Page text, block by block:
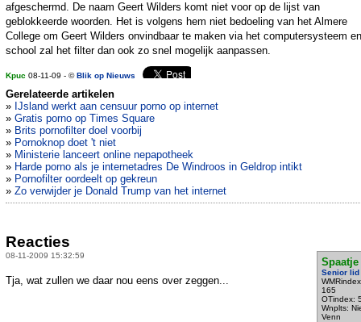
afgeschermd. De naam Geert Wilders komt niet voor op de lijst van
geblokkeerde woorden. Het is volgens hem niet bedoeling van het Almere
College om Geert Wilders onvindbaar te maken via het computersysteem
school zal het filter dan ook zo snel mogelijk aanpassen.
Kpuc 08-11-09 - ©Blik op Nieuws
Gerelateerde artikelen
» IJsland werkt aan censuur porno op internet
» Gratis porno op Times Square
» Brits pornofilter doel voorbij
» Pornoknop doet 't niet
» Ministerie lanceert online nepapotheek
» Harde porno als je internetadres De Windroos in Geldrop intikt
» Pornofilter oordeelt op gekreun
» Zo verwijder je Donald Trump van het internet
Reacties
08-11-2009 15:32:59
Spaatje
Senior lid
165
OTindex:
Wnplts:
Venn
Tja, wat zullen we daar nou eens over zeggen...